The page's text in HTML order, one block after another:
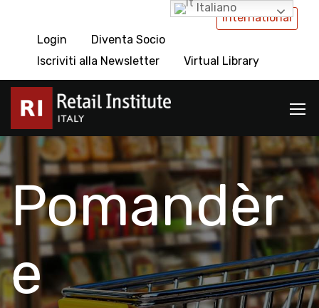
International
Login
Diventa Socio
Iscriviti alla Newsletter
Virtual Library
Pomandèr
e
Italiano